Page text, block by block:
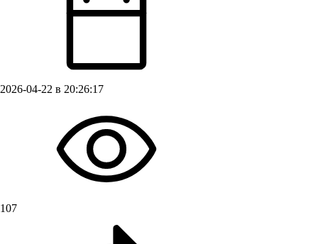
2026-04-22 в 20:26:17
107